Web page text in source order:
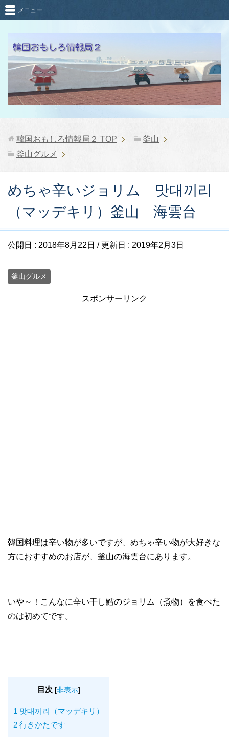
メニュー
韓国おもしろ情報局２ TOP
釜山
釜山グルメ
めちゃ辛いジョリム 맛대끼리
（マッデキリ）釜山 海雲台
公開日 : 2018年8月22日 / 更新日 : 2019年2月3日
釜山グルメ
スポンサーリンク
韓国料理は辛い物が多いですが、めちゃ辛い物が大好きな
方におすすめのお店が、釜山の海雲台にあります。
いや～！こんなに辛い干し鱈のジョリム（煮物）を食べた
のは初めてです。
目次 [非表示]
1 맛대끼리（マッデキリ）
2 行きかたです